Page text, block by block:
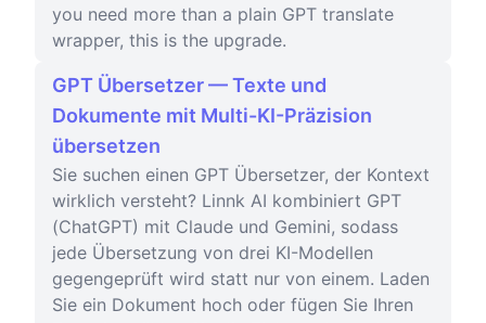
you need more than a plain GPT translate
wrapper, this is the upgrade.
GPT Übersetzer — Texte und
Dokumente mit Multi-KI-Präzision
übersetzen
Sie suchen einen GPT Übersetzer, der Kontext
wirklich versteht? Linnk AI kombiniert GPT
(ChatGPT) mit Claude und Gemini, sodass
jede Übersetzung von drei KI-Modellen
gegengeprüft wird statt nur von einem. Laden
Sie ein Dokument hoch oder fügen Sie Ihren